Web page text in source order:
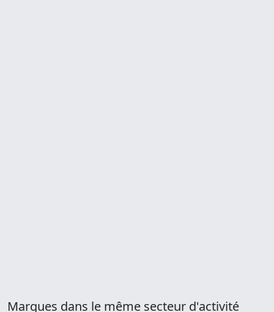
Marques dans le même secteur d'activité